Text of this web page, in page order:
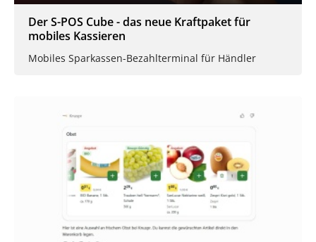
Der S-POS Cube - das neue Kraftpaket für
mobiles Kassieren
Mobiles Sparkassen-Bezahlterminal für Händler